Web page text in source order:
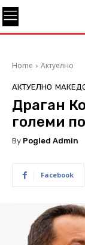
Home Актуелно
АКТУЕЛНО
Драган
големи
By Pogled Admin
Facebook